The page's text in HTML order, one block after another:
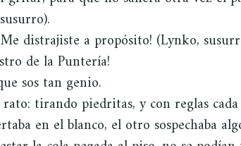
distrajiste a propósito! (Lynko,
de la Puntería!
sos tan genio.
tirando piedritas, y con reglas
en el blanco, el otro sospechaba